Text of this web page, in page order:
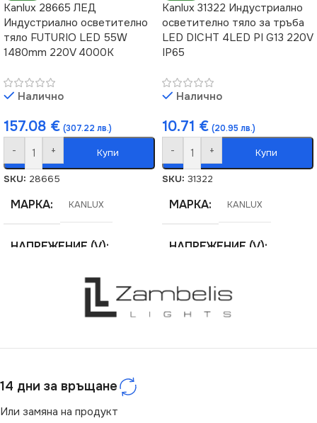
Kanlux 28665 ЛЕД
Индустриално осветително
тяло FUTURIO LED 55W
1480mm 220V 4000K
Налично
157.08 € (307.22 лв.)
- + Купи
SKU: 28665
МАРКА KANLUX
НАПРЕЖЕНИЕ (V)
(K)
4000
Kanlux 31322 Индустриално
осветително тяло за тръба
LED DICHT 4LED PI G13 220V
IP65
Налично
10.71 € (20.95 лв.)
- + Купи
SKU: 31322
МАРКА KANLUX
НАПРЕЖЕНИЕ (V)
СЕРИЯ
14 дни за връщане
Или замяна на продукт